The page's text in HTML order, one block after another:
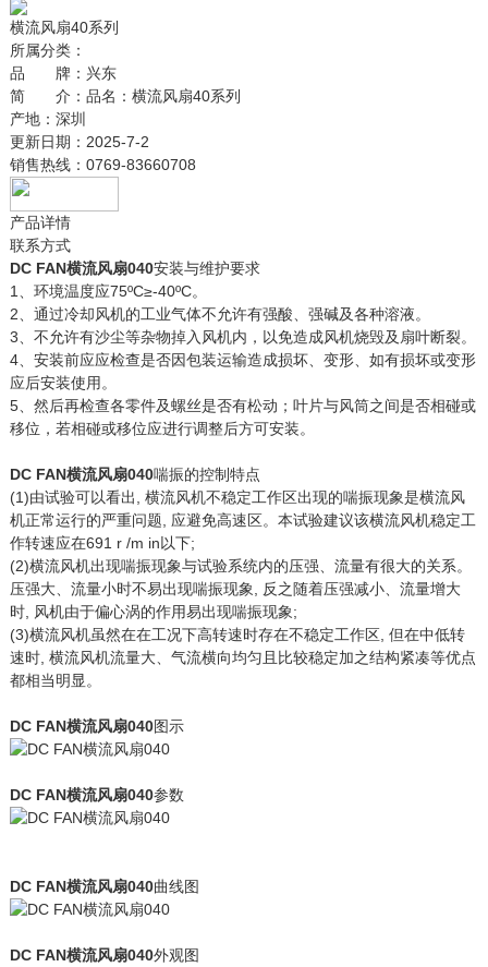
横流风扇40系列
所属分类：
品 牌： 兴东
简 介： 品名：横流风扇40系列
产地：深圳
更新日期： 2025-7-2
销售热线： 0769-83660708
产品详情
联系方式
DC FAN横流风扇040安装与维护要求
1、环境温度应75ºC≥-40ºC。
2、通过冷却风机的工业气体不允许有强酸、强碱及各种溶液。
3、不允许有沙尘等杂物掉入风机内，以免造成风机烧毁及扇叶断裂。
4、安装前应应检查是否因包装运输造成损坏、变形、如有损坏或变形
应后安装使用。
5、然后再检查各零件及螺丝是否有松动；叶片与风筒之间是否相碰或
移位，若相碰或移位应进行调整后方可安装。
DC FAN横流风扇040喘振的控制特点
(1)由试验可以看出, 横流风机不稳定工作区出现的喘振现象是横流风
机正常运行的严重问题, 应避免高速区。本试验建议该横流风机稳定工
作转速应在691 r /m in以下;
(2)横流风机出现喘振现象与试验系统内的压强、流量有很大的关系。
压强大、流量小时不易出现喘振现象, 反之随着压强减小、流量增大
时, 风机由于偏心涡的作用易出现喘振现象;
(3)横流风机虽然在在工况下高转速时存在不稳定工作区, 但在中低转
速时, 横流风机流量大、气流横向均匀且比较稳定加之结构紧凑等优点
都相当明显。
DC FAN横流风扇040图示
DC FAN横流风扇040参数
DC FAN横流风扇040曲线图
DC FAN横流风扇040外观图